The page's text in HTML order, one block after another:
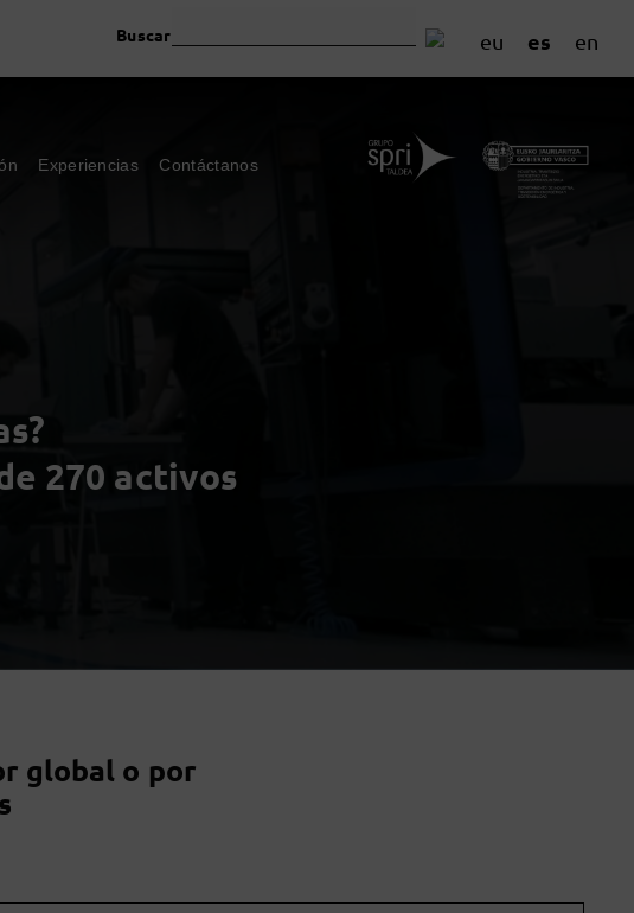
eu es en
Buscar
Experiencias Contáctanos
270 activos
global o por